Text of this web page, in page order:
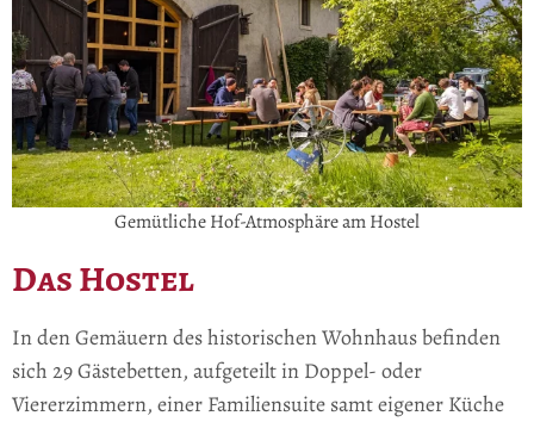
Gemütliche Hof-Atmosphäre am Hostel
Das Hostel
In den Gemäuern des historischen Wohnhaus befinden
sich 29 Gästebetten, aufgeteilt in Doppel- oder
Viererzimmern, einer Familiensuite samt eigener Küche